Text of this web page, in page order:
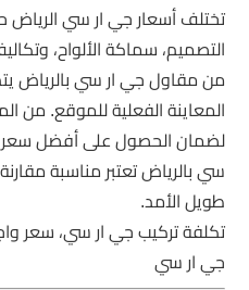
تختلف أسعار جي ار سي
التصميم، سماكة الألواح،
من مقاول جي ار سي بالرياض
المعاينة الفعلية للموقع. من
لضمان الحصول على أفضل سعر
سي بالرياض تعتبر مناسبة
طويل الأمد.
تكلفة تركيب جي ار سي، سعر
جي ار سي